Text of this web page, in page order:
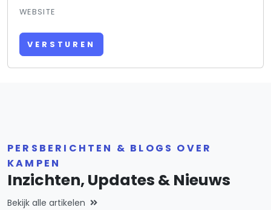
WEBSITE
VERSTUREN
PERSBERICHTEN & BLOGS OVER
KAMPEN
Inzichten, Updates & Nieuws
Bekijk alle artikelen